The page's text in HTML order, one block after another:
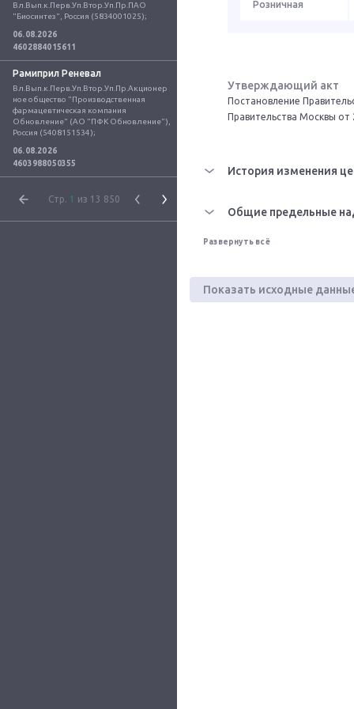
Вл.Вып.к.Перв.Уп.Втор.Уп.Пр.ПАО
"Биосинтез", Россия (5834001025);
06.08.2026
4602884015611
Рамиприл Реневал
Вл.Вып.к.Перв.Уп.Втор.Уп.Пр.Акционер
ное общество "Производственная
фармацевтическая компания
Обновление" (АО "ПФК Обновление"),
Россия (5408151534);
06.08.2026
4603988050355
Стр. 1 из 13 850
Розничная
Утверждающий акт
Постановление
Правительства Москвы
История изменения
Общие предельные
Развернуть всё
Показать исходные